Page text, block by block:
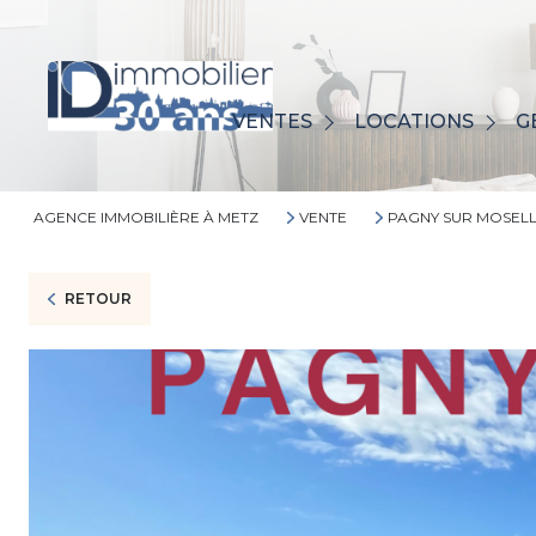
VENTES
MAISONS
APPARTEMENTS
AUTRES
BIENS VENDUS
LOCATIONS
MAISONS
AUTRES
AGENCE IMMOBILIÈRE À METZ VENTE PAGNY SUR
RETOUR